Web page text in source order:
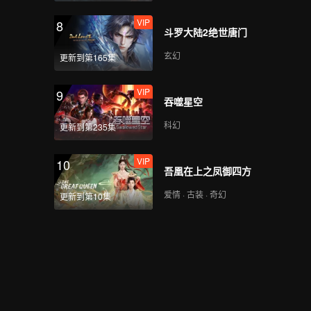
VIP 心动撞上冰山_06A
VIP 心动撞上冰山_06B
VIP 心动撞上冰山_06C
8
更新到第165集
VIP
斗罗大陆2绝世唐门
玄幻
9
更新到第235集
VIP
吞噬星空
科幻
10
更新到第10集
VIP
吾凰在上之凤御四方
爱情 · 古装 · 奇幻